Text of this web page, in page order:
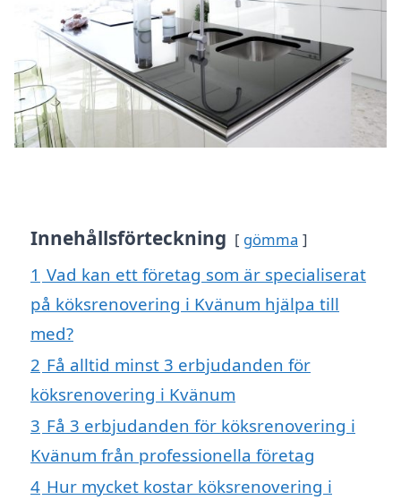
Innehållsförteckning gömma
1 Vad kan ett företag som är specialiserat
på köksrenovering i Kvänum hjälpa till
med?
2 Få alltid minst 3 erbjudanden för
köksrenovering i Kvänum
3 Få 3 erbjudanden för köksrenovering i
Kvänum från professionella företag
4 Hur mycket kostar köksrenovering i